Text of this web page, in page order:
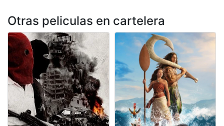
Otras peliculas en cartelera